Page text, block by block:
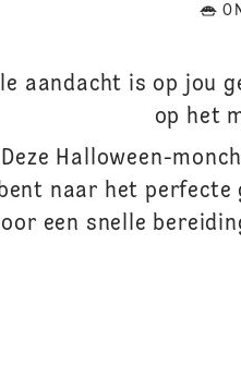
aandacht is op jou
op het
Deze Halloween-
naar het perfecte
een snelle